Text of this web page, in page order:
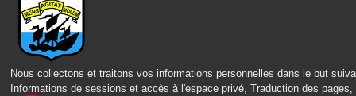
Nous collectons et traitons vos informations personnelles dans le but
Informations de sessions et accès à l'espace privé, Traduction des pages,